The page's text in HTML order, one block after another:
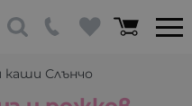
Слънчо